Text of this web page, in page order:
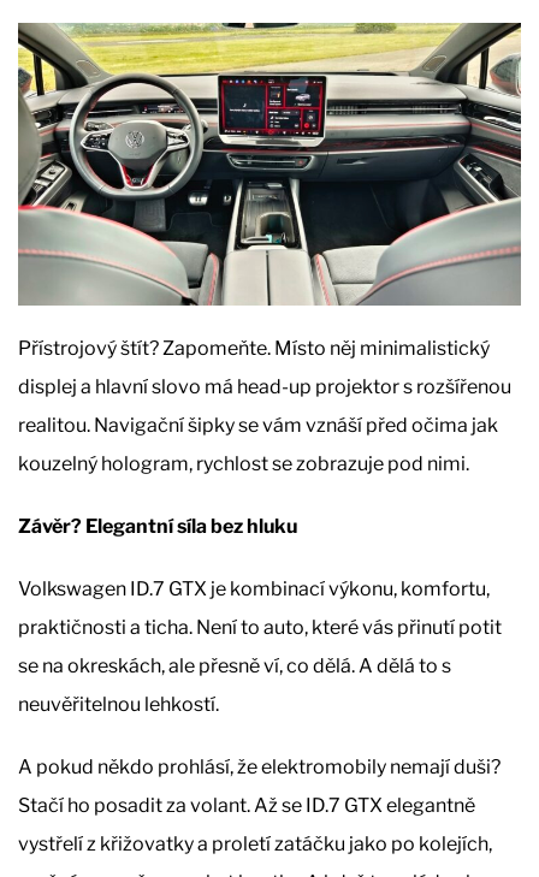
Přístrojový štít? Zapomeňte. Místo něj minimalistický
displej a hlavní slovo má head-up projektor s rozšířenou
realitou. Navigační šipky se vám vznáší před očima jak
kouzelný hologram, rychlost se zobrazuje pod nimi.
Závěr? Elegantní síla bez hluku
Volkswagen ID.7 GTX je kombinací výkonu, komfortu,
praktičnosti a ticha. Není to auto, které vás přinutí potit
se na okreskách, ale přesně ví, co dělá. A dělá to s
neuvěřitelnou lehkostí.
A pokud někdo prohlásí, že elektromobily nemají duši?
Stačí ho posadit za volant. Až se ID.7 GTX elegantně
vystřelí z křižovatky a proletí zatáčku jako po kolejích,